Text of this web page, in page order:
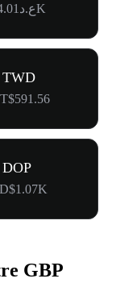
conversie de la 1 BMNRON la ع.د24.01K
TWD
GBP